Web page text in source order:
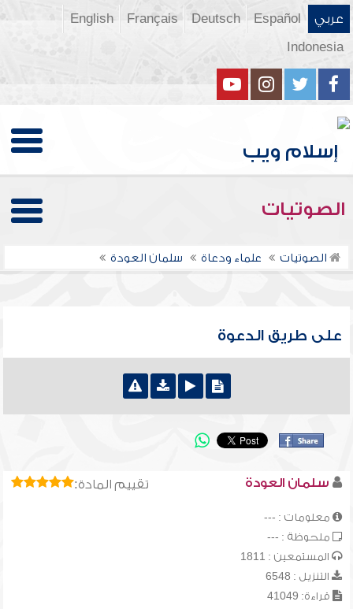
عربي Español
Deutsch
Français
English
Indonesia
الصوتيات
الصوتيات علماء ودعاة سلمان العودة
على طريق الدعوة
تقييم المادة: سلمان العودة
معلومات : ---
ملحوظة : ---
المستمعين : 1811
التنزيل : 6548
قراءة: 41049